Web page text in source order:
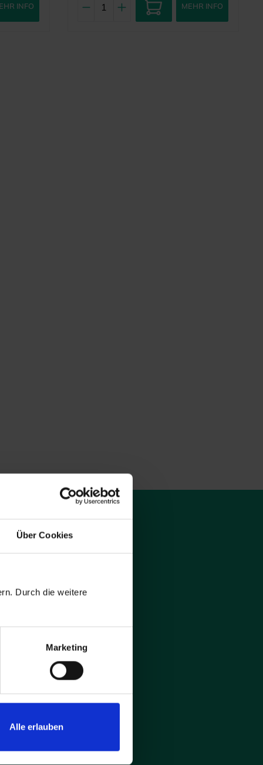
Über Cookies
Durch die weitere
Marketing
Alle erlauben
INFO MEHR INFO